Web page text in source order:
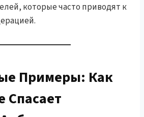
которые часто приводят к
Примеры: Как
Спасает